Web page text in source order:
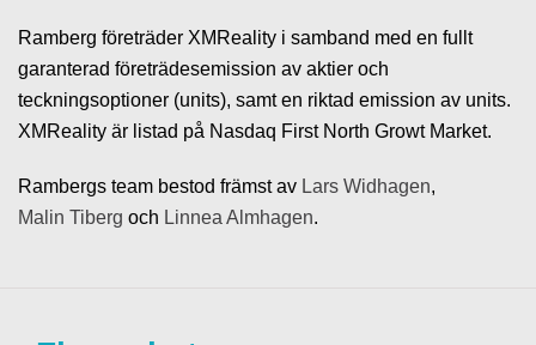
Ramberg företräder XMReality i samband med en fullt
garanterad företrädesemission av aktier och
teckningsoptioner (units), samt en riktad emission av units.
XMReality är listad på Nasdaq First North Growt Market.
Rambergs team bestod främst av Lars Widhagen,
Malin Tiberg och Linnea Almhagen.